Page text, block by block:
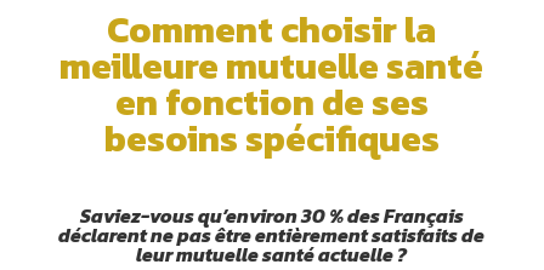
Comment choisir la
meilleure mutuelle santé
en fonction de ses
besoins spécifiques
Saviez-vous qu’environ 30 % des Français
déclarent ne pas être entièrement satisfaits de
leur mutuelle santé actuelle ?